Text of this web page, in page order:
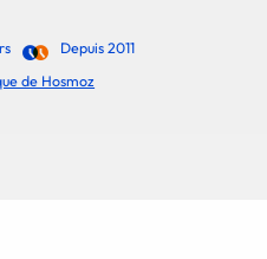
Depuis 2011
de Hosmoz